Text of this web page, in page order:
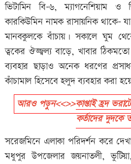
ভিটামিন বি-৬, ম্যাগনেশিয়াম
কারকিউমিন নামক রাসায়নিক থাকে-
মানবকুলকে বাঁচায়। সকালে ঘুম
ত্বকের ঔজ্জ্বল্য বাড়ে, খাবার
ব্যবহার ছাড়াও অনেক ধরণের
কাঁচামাল হিসেবে হলুদ ব্যবহার করা
আরও পড়ুন<<>>কাপ্তাই হ্রদ
কর্তাদের দুদকে
সরেজমিনে এলাকা পরিদর্শন করে
মধুপুর উপজেলার জয়নাতলী,